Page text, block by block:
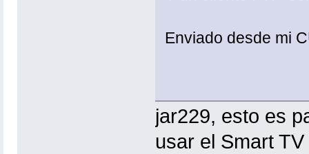
Enviado desde mi
jar229, esto es
usar el Smart